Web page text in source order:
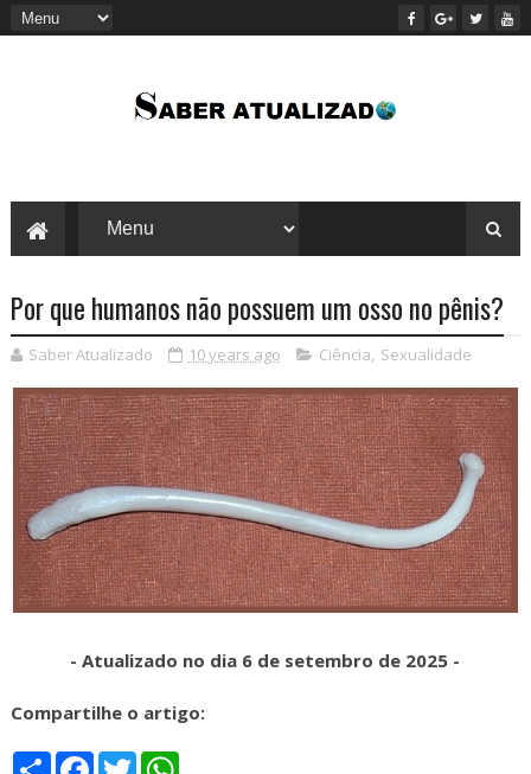
Por que humanos não possuem um osso no pênis?
Saber Atualizado 10 years ago Ciência, Sexualidade
- Atualizado no dia 6 de setembro de 2025 -
Compartilhe o artigo:
S
F
T
W